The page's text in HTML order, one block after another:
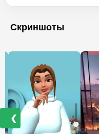
Скриншоты
❮